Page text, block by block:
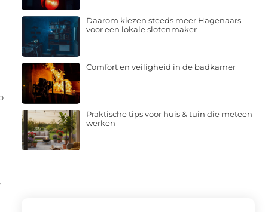
Daarom kiezen steeds meer Hagenaars
voor een lokale slotenmaker
Comfort en veiligheid in de badkamer
Praktische tips voor huis & tuin die meteen
werken